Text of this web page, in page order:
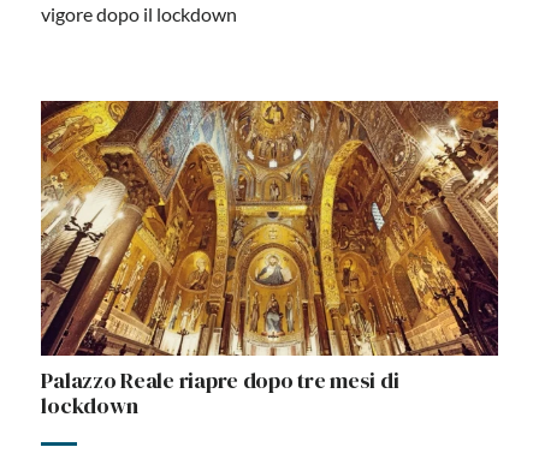
vigore dopo il lockdown
Palazzo Reale riapre dopo tre mesi di
lockdown